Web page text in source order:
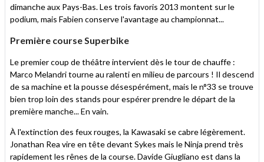
dimanche aux Pays-Bas. Les trois favoris 2013 montent sur le
podium, mais Fabien conserve l'avantage au championnat...
Première course Superbike
Le premier coup de théâtre intervient dès le tour de chauffe :
Marco Melandri tourne au ralenti en milieu de parcours ! Il descend
de sa machine et la pousse désespérément, mais le n°33 se trouve
bien trop loin des stands pour espérer prendre le départ de la
première manche... En vain.
À l'extinction des feux rouges, la Kawasaki se cabre légèrement.
Jonathan Rea vire en tête devant Sykes mais le Ninja prend très
rapidement les rênes de la course. Davide Giugliano est dans la